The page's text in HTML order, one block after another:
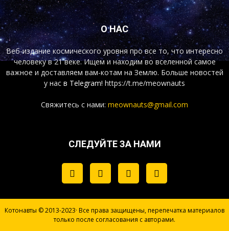
О НАС
Веб-издание космического уровня про все то, что интересно
человеку в 21 веке. Ищем и находим во вселенной самое
важное и доставляем вам-котам на Землю. Больше новостей
у нас в Telegram! https://t.me/meownauts
Свяжитесь с нами: meownauts@gmail.com
СЛЕДУЙТЕ ЗА НАМИ
Котонавты © 2013-2023· Все права защищены, перепечатка материалов
только после согласования с авторами.